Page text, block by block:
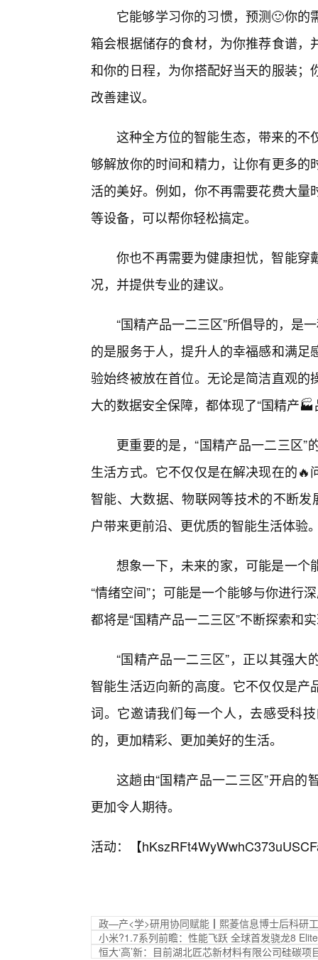
它能够学习你的习惯，预测🙂你
箱会根据储存的食材，为你推荐食谱
和你的日程，为你搭配好当天的服装
改善建议。
这种全方位的智能生态，带来的不
够解放你的时间和精力，让你有更多
活的美好。例如，你不再需要花费大
等设备，可以帮你轻松搞定。
你也不再需要为健康担忧，智能穿
况，并提供专业的建议。
“国精产品一二三区”所倡导的，是
的是服务于人，提升人的幸福感和满
验始终被放在首位。无论是简洁直观
大的数据安全保障，都体现了“国精产
更重要的是，“国精产品一二三区
生活方式。它不仅仅是在解决现在的
智能、大数据、物联网等技术的不断
户带来更前沿、更优质的智能生活体验
想象一下，未来的家，可能是一个
“情绪空间”；可能是一个能够与你进行
都将是“国精产品一二三区”不断探索和
“国精产品一二三区”，正以其强
智能生活迈向新的高度。它不仅仅是
词。它邀请我们每一个人，去感受科
的，更加精彩、更加美好的生活。
这趟由“国精产品一二三区”开启
更加令人期待。
活动：【
政—产<学>研用协同赋能┃熙菱信息博士后科研
小米?1.7系列前瞻：性能飞跃 全球首发骁龙8
恒大‘高’新：目前湖北匠芯新材料有限公司硅碳项